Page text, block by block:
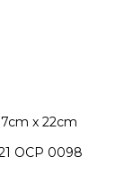
x 22cm
OCP 0098